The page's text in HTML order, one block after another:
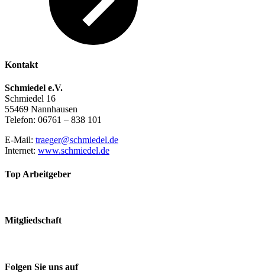
Kontakt
Schmiedel e.V.
Schmiedel 16
55469 Nannhausen
Telefon: 06761 – 838 101
E-Mail: traeger@schmiedel.de
Internet: www.schmiedel.de
Top Arbeitgeber
Mitgliedschaft
Folgen Sie uns auf